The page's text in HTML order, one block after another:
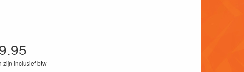
zijn inclusief btw